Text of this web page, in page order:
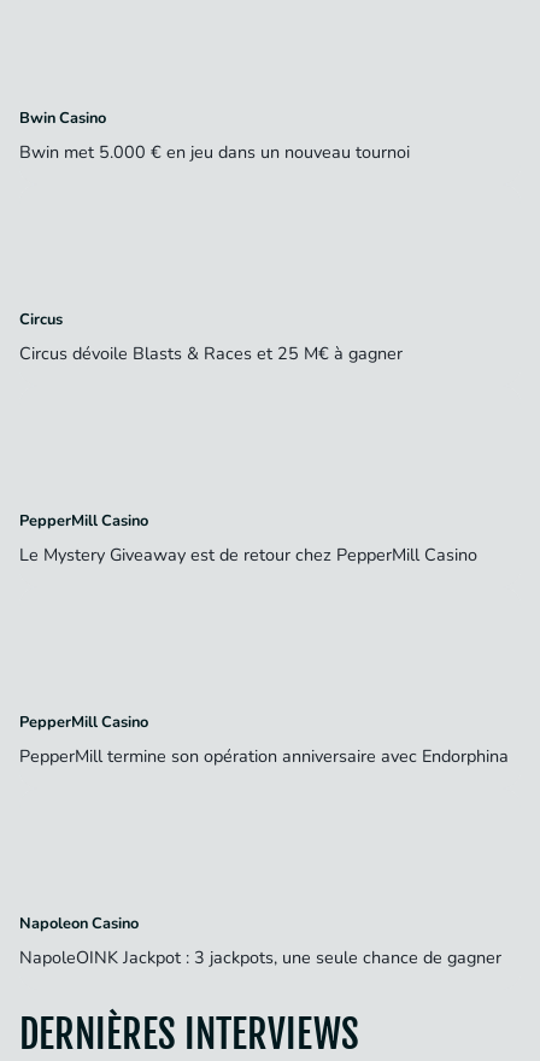
Bwin Casino
Bwin met 5.000 € en jeu dans un nouveau tournoi
Circus
Circus dévoile Blasts & Races et 25 M€ à gagner
PepperMill Casino
Le Mystery Giveaway est de retour chez PepperMill Casino
PepperMill Casino
PepperMill termine son opération anniversaire avec Endorphina
Napoleon Casino
NapoleOINK Jackpot : 3 jackpots, une seule chance de gagner
DERNIÈRES INTERVIEWS